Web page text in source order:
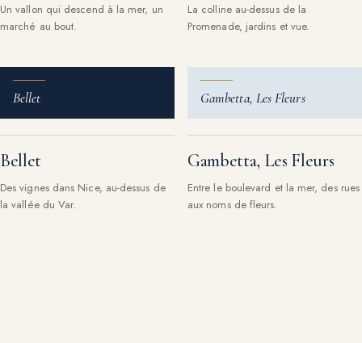
Un vallon qui descend à la mer, un
marché au bout.
La colline au-dessus de la
Promenade, jardins et vue.
Bellet
Bellet
Des vignes dans Nice, au-dessus de
la vallée du Var.
Gambetta, Les Fleurs
Gambetta, Les Fleurs
Entre le boulevard et la mer, des rues
aux noms de fleurs.